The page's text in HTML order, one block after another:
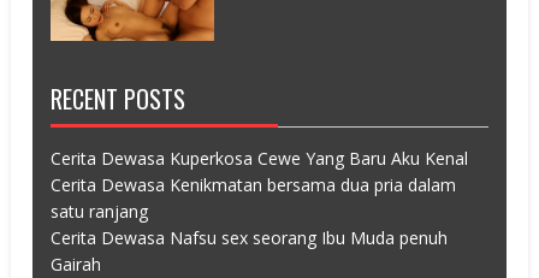
RECENT POSTS
Cerita Dewasa Kuperkosa Cewe Yang Baru Aku Kenal
Cerita Dewasa Kenikmatan bersama dua pria dalam
satu ranjang
Cerita Dewasa Nafsu sex seorang Ibu Muda penuh
Gairah